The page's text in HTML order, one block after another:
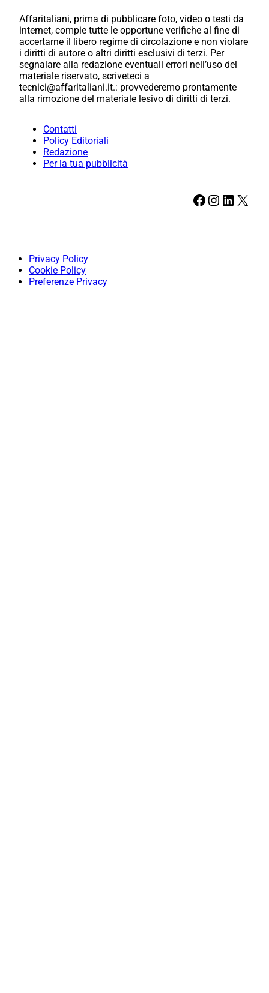
Affaritaliani, prima di pubblicare foto, video o testi da
internet, compie tutte le opportune verifiche al fine di
accertarne il libero regime di circolazione e non violare
i diritti di autore o altri diritti esclusivi di terzi. Per
segnalare alla redazione eventuali errori nell’uso del
materiale riservato, scriveteci a
tecnici@affaritaliani.it.: provvederemo prontamente
alla rimozione del materiale lesivo di diritti di terzi.
Contatti
Policy Editoriali
Redazione
Per la tua pubblicità
Facebook Instagram LinkedIn X
Privacy Policy
Cookie Policy
Preferenze Privacy